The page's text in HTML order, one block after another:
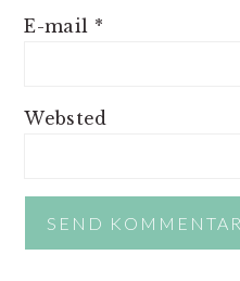
E-mail *
Websted